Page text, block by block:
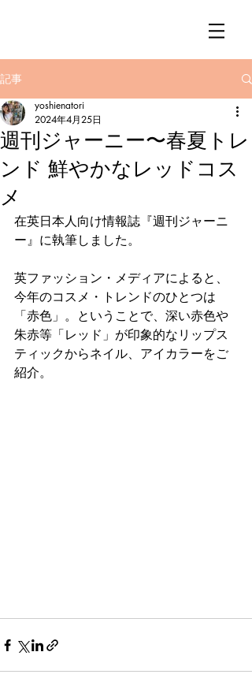
記事
週刊ジャーニー〜春夏トレ
ンド 鮮やかなレッドコス
メ
yoshienatori
2024年4月25日
在英日本人向け情報誌『週刊ジャーニ
ー』に執筆しました。
英ファッション・メディアによると、
今年のコスメ・トレンドのひとつは
「赤色」。ということで、深い赤色や
朱赤等「レッド」が印象的なリップス
ティックからネイル、アイカラーをご
紹介。